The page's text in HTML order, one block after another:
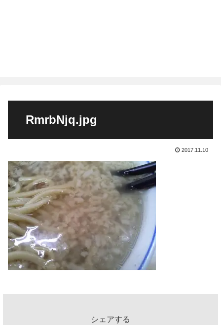
RmrbNjq.jpg
2017.11.10
シェアする